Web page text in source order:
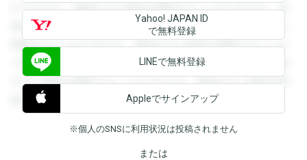
ができます。登録すると回答を閲覧することができます。登
録すると回答を閲覧することができます。登録すると回答を
閲覧することができます。登録すると回答を閲覧することが
できます。登録すると回答を閲覧することができます。登録
すると回答を閲覧することができます。登録すると回答を閲
覧することができます。
Yahoo! JAPAN ID
で無料登録
LINEで無料登録
Appleでサインアップ
※個人のSNSに利用状況は投稿されません
または